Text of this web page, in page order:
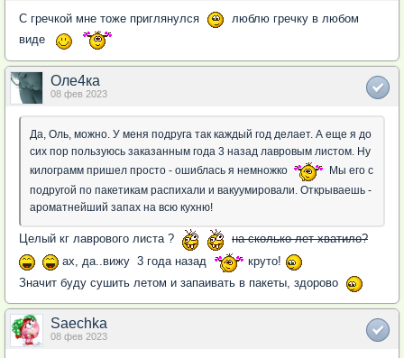
С гречкой мне тоже приглянулся
люблю гречку в любом
виде
Оле4ка
08 фев 2023
Да, Оль, можно. У меня подруга так каждый год делает. А еще я до
сих пор пользуюсь заказанным года 3 назад лавровым листом. Ну
килограмм пришел просто - ошиблась я немножко
Мы его с
подругой по пакетикам распихали и вакуумировали. Открываешь -
ароматнейший запах на всю кухню!
Целый кг лаврового листа ?
на сколько лет хватило?
ах, да..вижу 3 года назад
круто!
Значит буду сушить летом и запаивать в пакеты, здорово
Saechka
08 фев 2023